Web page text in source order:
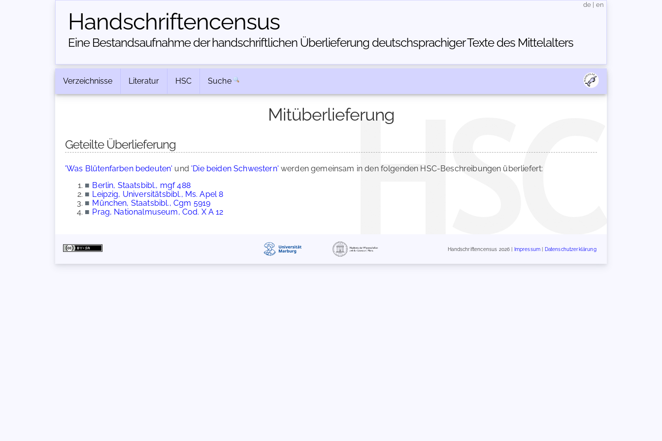
Handschriften­census
Eine Bestandsaufnahme der handschriftlichen Über­lieferung deutschsprachiger Texte des Mittelalters
de en
Verzeichnisse Literatur HSC Suche
Mitüberlieferung
Geteilte Überlieferung
'Was Blütenfarben bedeuten' und 'Die beiden Schwestern' werden gemeinsam in den folgenden HSC-Beschreibungen überliefert:
■ Berlin, Staatsbibl., mgf 488
■ Leipzig, Universitätsbibl., Ms. Apel 8
■ München, Staatsbibl., Cgm 5919
■ Prag, Nationalmuseum, Cod. X A 12
Handschriftencensus 2026 | Impressum Datenschutzerklärung